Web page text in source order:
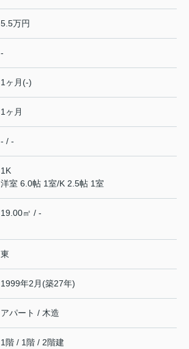
5.5万円
-
1ヶ月(-)
1ヶ月
- / -
1K
洋室 6.0帖 1室/K 2.5帖 1室
19.00㎡ / -
東
1999年2月(築27年)
アパート / 木造
1階 / 1階 / 2階建